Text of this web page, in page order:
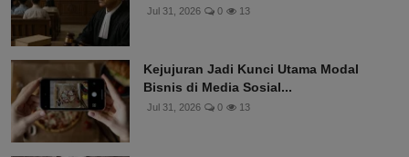
Jul 31, 2026 0 13
Kejujuran Jadi Kunci Utama Modal
Bisnis di Media Sosial...
Jul 31, 2026 0 13